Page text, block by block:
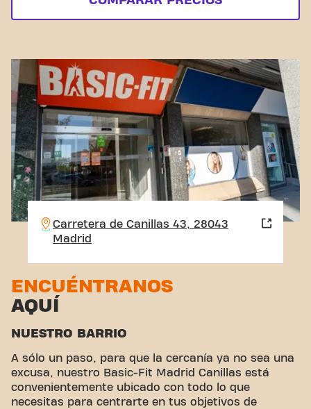
Carretera de Canillas 43, 28043
Madrid
ENCUÉNTRANOS
AQUÍ
NUESTRO BARRIO
A sólo un paso, para que la cercanía ya no sea una
excusa, nuestro Basic-Fit Madrid Canillas está
convenientemente ubicado con todo lo que
necesitas para centrarte en tus objetivos de